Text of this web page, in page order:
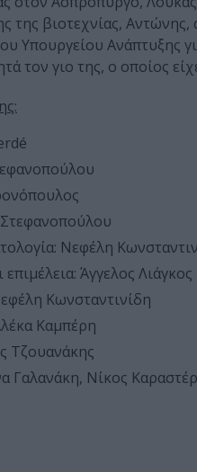
της βιοτεχνίας,
Υπουργείου Ανάπτυξης
τον γιο της, ο οποίος
Νεφέλη
Άγγελος Λιάγκος
Κωνσταντινίδη
Καμπέρη
Τζουανάκης
Γαλανάκη, Νίκος